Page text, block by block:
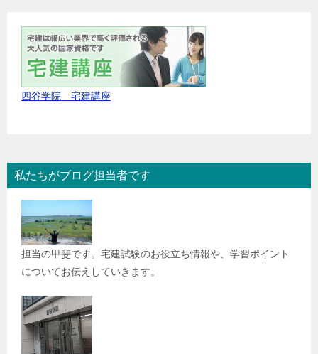
四谷学院 宅建講座
私たちがブログ担当者です
担当の甲斐です。宅建試験のお役立ち情報や、学習ポイント
についてお伝えしていきます。